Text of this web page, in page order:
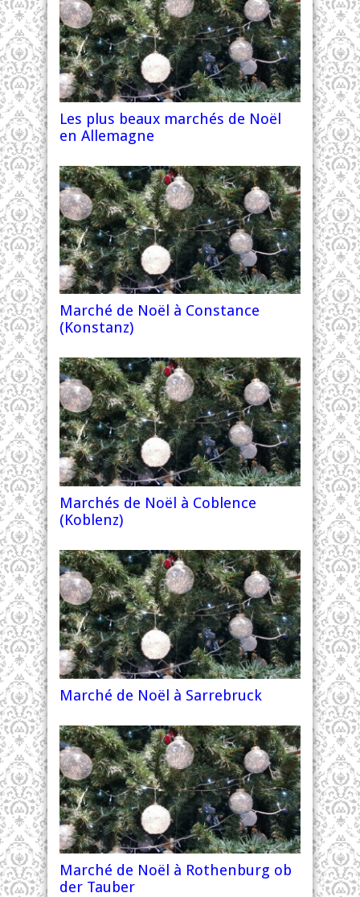
Les plus beaux marchés de Noël
en Allemagne
Marché de Noël à Constance
(Konstanz)
Marchés de Noël à Coblence
(Koblenz)
Marché de Noël à Sarrebruck
Marché de Noël à Rothenburg ob
der Tauber